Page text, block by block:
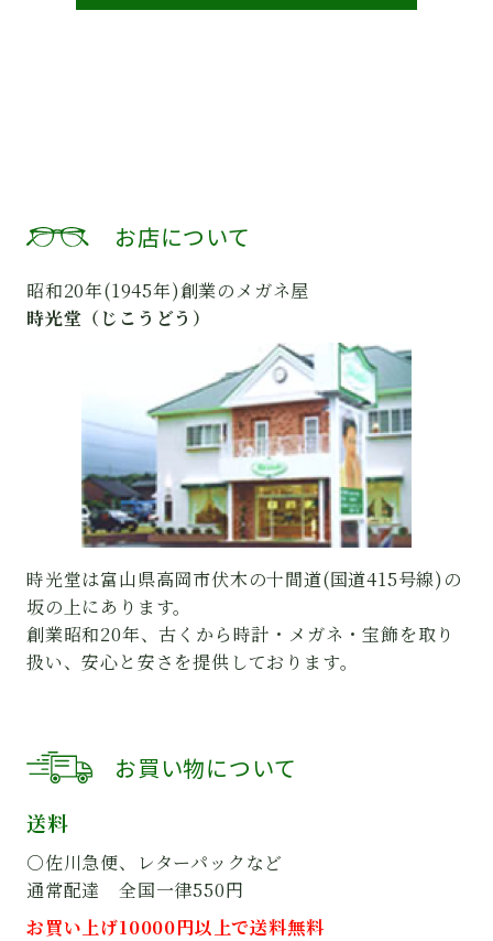
お店について
昭和20年(1945年)創業のメガネ屋
時光堂（じこうどう）
時光堂は富山県高岡市伏木の十間道(国道415号線)の
坂の上にあります。
創業昭和20年、古くから時計・メガネ・宝飾を取り
扱い、安心と安さを提供しております。
お買い物について
送料
○佐川急便、レターパックなど
通常配達 全国一律550円
お買い上げ10000円以上で送料無料